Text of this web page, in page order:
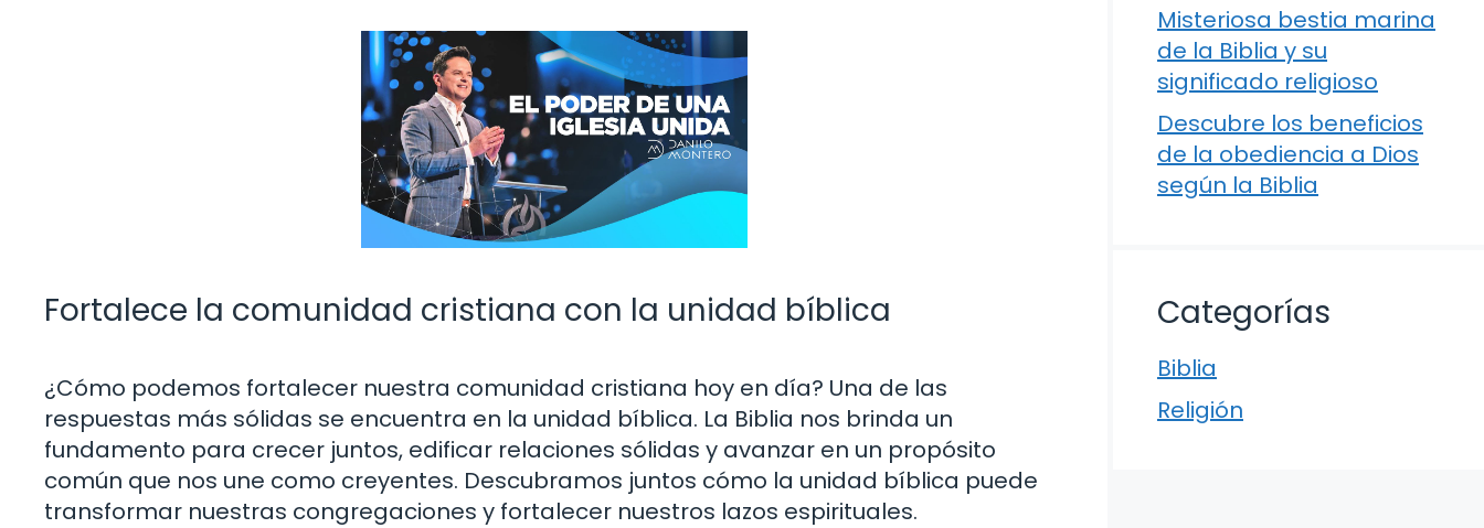
Fortalece la comunidad cristiana con la unidad bíblica
¿Cómo podemos fortalecer nuestra comunidad cristiana hoy en día? Una de las
respuestas más sólidas se encuentra en la unidad bíblica. La Biblia nos brinda un
fundamento para crecer juntos, edificar relaciones sólidas y avanzar en un propósito
común que nos une como creyentes. Descubramos juntos cómo la unidad bíblica puede
transformar nuestras congregaciones y fortalecer nuestros lazos espirituales.
Misteriosa bestia marina
de la Biblia y su
significado religioso
Descubre los beneficios
de la obediencia a Dios
según la Biblia
Categorías
Biblia
Religión